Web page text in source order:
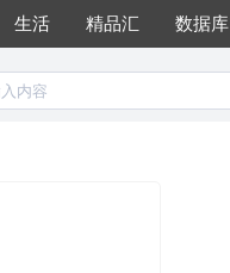
生活 精品汇 数据库